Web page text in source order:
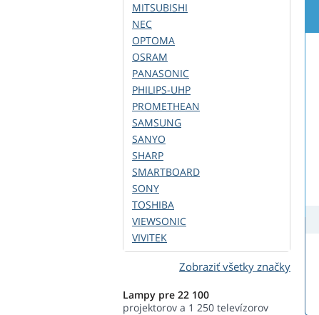
MITSUBISHI
NEC
OPTOMA
OSRAM
PANASONIC
PHILIPS-UHP
PROMETHEAN
SAMSUNG
SANYO
SHARP
SMARTBOARD
SONY
TOSHIBA
VIEWSONIC
VIVITEK
Zobraziť všetky značky
Lampy pre 22 100
projektorov a 1 250 televízorov